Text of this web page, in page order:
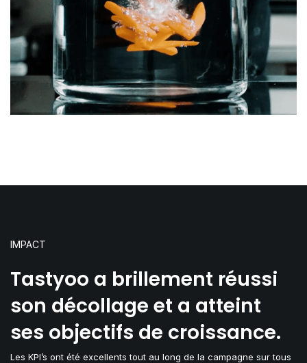
IMPACT
Tastyoo a brillement réussi
son décollage et a atteint
ses objectifs de croissance.
Les KPI’s ont été excellents tout au long de la campagne sur tous